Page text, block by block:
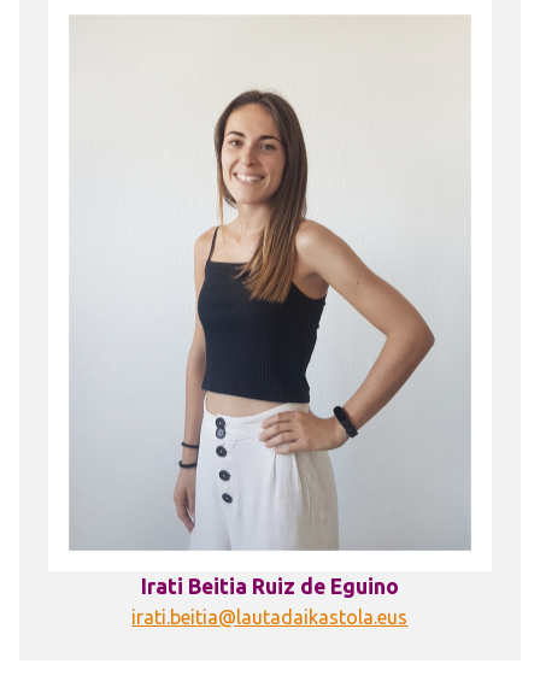
Irati Beitia Ruiz de Eguino
irati.beitia@lautadaikastola.eus